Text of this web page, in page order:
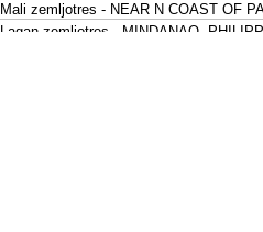
Mali zemljotres - NEAR N COAST OF
Lagan zemljotres - MINDANAO,